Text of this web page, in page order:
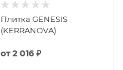
Плитка GENESIS
(KERRANOVA)
от2 016 ₽